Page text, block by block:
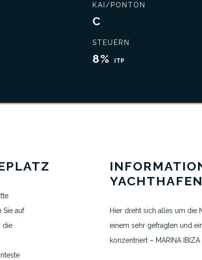
KAI/PONTON
C
STEUERN
8% ITP
auf
die
YACHTHAFEN
Hier dreht sich alles um die
einem sehr gefragten und
konzentriert – MARINA IBIZA
Sie das beste Geschäft ab
VEREINBAREN SIE EINEN TERMIN